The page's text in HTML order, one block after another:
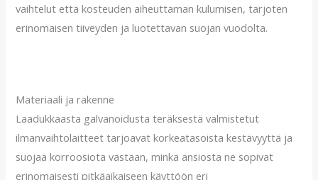
vaihtelut että kosteuden aiheuttaman kulumisen, tarjoten
erinomaisen tiiveyden ja luotettavan suojan vuodolta.
Materiaali ja rakenne
Laadukkaasta galvanoidusta teräksestä valmistetut
ilmanvaihtolaitteet tarjoavat korkeatasoista kestävyyttä ja
suojaa korroosiota vastaan, minkä ansiosta ne sopivat
erinomaisesti pitkäaikaiseen käyttöön eri